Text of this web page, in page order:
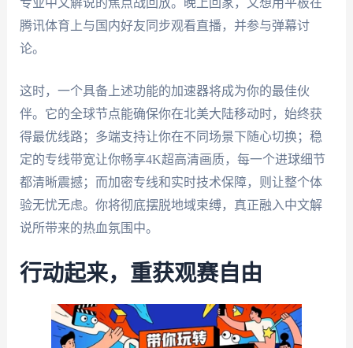
腾讯体育上与国内好友同步观看直播，并参与弹幕讨
论。
这时，一个具备上述功能的加速器将成为你的最佳伙
伴。它的全球节点能确保你在北美大陆移动时，始终获
得最优线路；多端支持让你在不同场景下随心切换；稳
定的专线带宽让你畅享4K超高清画质，每一个进球细节
都清晰震撼；而加密专线和实时技术保障，则让整个体
验无忧无虑。你将彻底摆脱地域束缚，真正融入中文解
说所带来的热血氛围中。
行动起来，重获观赛自由